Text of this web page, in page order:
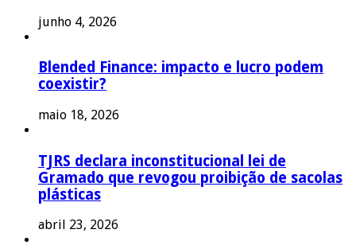
junho 4, 2026
Blended Finance: impacto e lucro podem
coexistir?
maio 18, 2026
TJRS declara inconstitucional lei de
Gramado que revogou proibição de sacolas
plásticas
abril 23, 2026